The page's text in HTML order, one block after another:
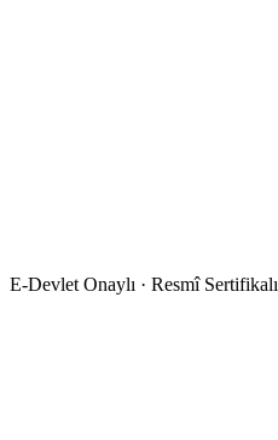
E-Devlet Onaylı · Resmî Sertifikalı